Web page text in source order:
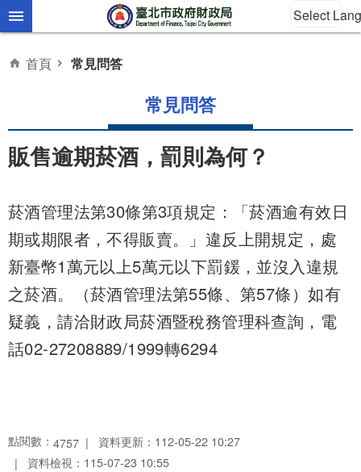
跳到主要內容區塊 Select
首頁 常見問答
常見問答
販售逾期菸酒，罰則為何？
菸酒管理法第30條第3項規定：「菸酒逾有效日
期或期限者，不得販賣。」違反上開規定，處
新臺幣1萬元以上5萬元以下罰鍰，並沒入違規
之菸酒。（菸酒管理法第55條、第57條）如有
疑義，請洽財政局菸酒暨稅務管理科查詢，電
話02-27208889/1999轉6294
點閱數： 4757
資料更新：112-05-22 10:27
資料檢視：115-07-23 10:55